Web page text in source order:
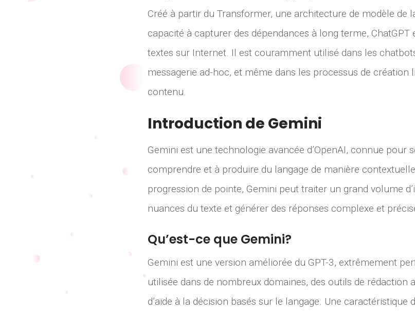
Créé à partir du Transformer, une architecture de modèle de
capacité à capturer des dépendances à long terme,
textes sur Internet. Il est couramment utilisé dans les
messagerie ad-hoc, et même dans les processus de création
contenu.
Introduction de Gemini
Gemini est une technologie avancée d’OpenAI, connue pour
comprendre et à produire du langage de manière
progression de pointe, Gemini peut traiter un grand volume
nuances du texte et générer des réponses complexe et
Qu’est-ce que Gemini?
Gemini est une version améliorée du GPT-3, extrêmement
utilisée dans de nombreux domaines, des outils de rédaction
d’aide à la décision basés sur le langage. Une caractéristique